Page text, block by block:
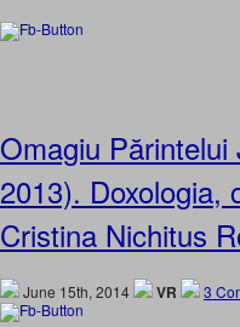
Omagiu
2013). Doxologia,
Cristina Nichitus
June 15th, 2014 VR 3